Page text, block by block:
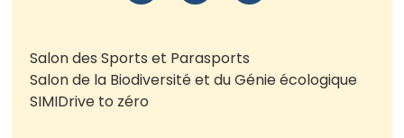
Salon des Sports et Parasports
Salon de la Biodiversité et du Génie écologique
SIMIDrive to zéro